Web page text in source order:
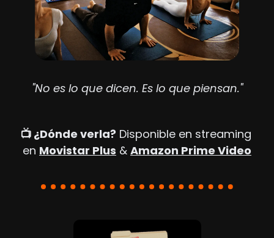
"No es lo que dicen. Es lo que piensan."
📺 ¿Dónde verla? Disponible en streaming
en Movistar Plus & Amazon Prime Video